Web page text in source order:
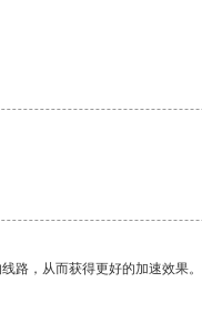
路，从而获得更好的加速效果。